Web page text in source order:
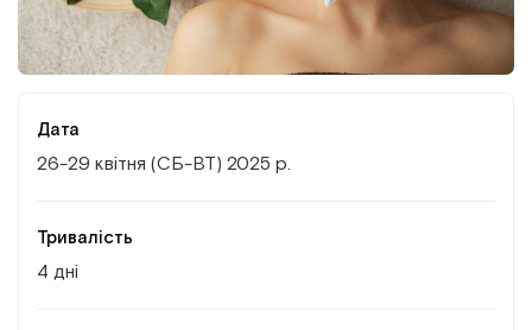
Дата
26-29 квітня (СБ-ВТ) 2025 р.
Тривалість
4 дні
Інститут Апледжера
Інститут Барраля
Прикладна кінезіологія
Кінезіотейпінг
Реабілітація